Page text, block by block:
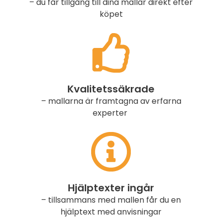
köpet
Kvalitetssäkrade
– mallarna är framtagna av erfarna
experter
Hjälptexter ingår
– tillsammans med mallen får du en
hjälptext med anvisningar